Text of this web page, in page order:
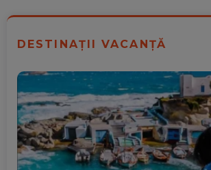
DESTINAȚII VACANȚĂ